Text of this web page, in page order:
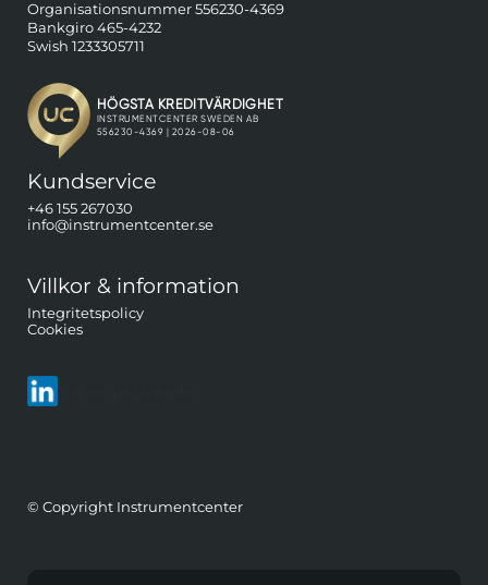
Organisationsnummer 556230-4369
Bankgiro 465-4232
Swish 1233305711
Kundservice
+46 155 267030
info@instrumentcenter.se
Villkor & information
Integritetspolicy
Cookies
© Copyright Instrumentcenter